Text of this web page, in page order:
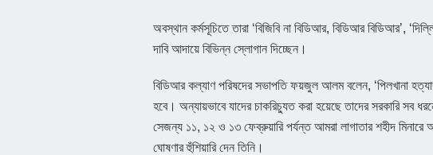
অবস্থান কর্মসূচিতে তারা ‘বিজিবি না বিডিআর, বিডিআর বিডিআর’,
দাবি আদায়ে বিভিন্ন স্লোগান দিচ্ছেন।
বিডিআর কল্যাণ পরিষদের সভাপতি ফয়জুল আলম বলেন, ‘পিলখানা
হবে। অন্যায়ভাবে যাদের চাকরিচ্যুত করা হয়েছে তাদের সরকারি সব
সেজন্য ১১, ১২ ও ১৩ ফেব্রুয়ারি পর্যন্ত আমরা লাগাতার শহীদ
ঘোষণার হুঁশিয়ারি দেন তিনি।